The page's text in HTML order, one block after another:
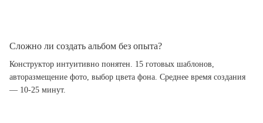
Сложно ли создать альбом без опыта?
Конструктор интуитивно понятен. 15 готовых шаблонов,
авторазмещение фото, выбор цвета фона. Среднее время создания
— 10-25 минут.